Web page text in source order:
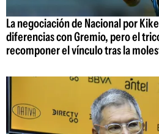
La negociación de Nacional por
diferencias con Gremio, pero el
recomponer el vínculo tras la